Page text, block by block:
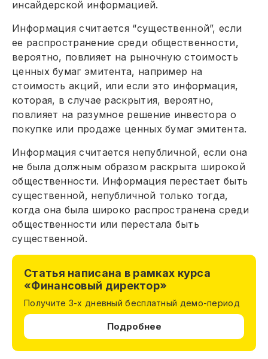
инсайдерской информацией.
Информация считается “существенной”, если
ее распространение среди общественности,
вероятно, повлияет на рыночную стоимость
ценных бумаг эмитента, например на
стоимость акций, или если это информация,
которая, в случае раскрытия, вероятно,
повлияет на разумное решение инвестора о
покупке или продаже ценных бумаг эмитента.
Информация считается непубличной, если она
не была должным образом раскрыта широкой
общественности. Информация перестает быть
существенной, непубличной только тогда,
когда она была широко распространена среди
общественности или перестала быть
существенной.
Статья написана в рамках курса
«Финансовый директор»
Получите 3-х дневный бесплатный демо-период
Подробнее